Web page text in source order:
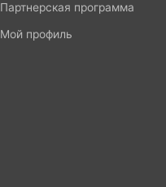
Партнерская программа
Мой профиль